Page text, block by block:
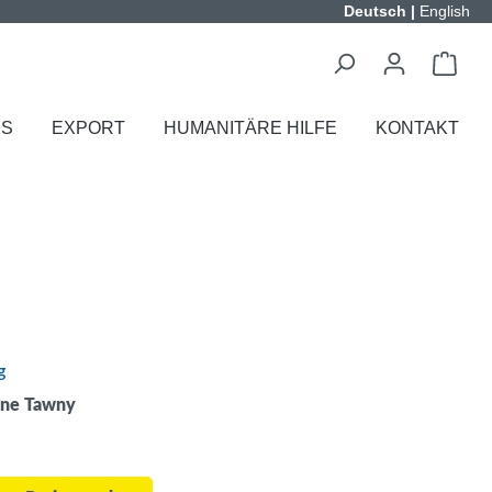
Deutsch | English
EXPORT HUMANITÄRE HILFE KONTAKT
Tawny